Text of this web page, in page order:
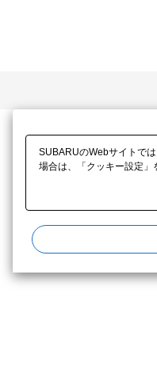
SUBARUのWebサイトで
場合は、「クッキー設定」